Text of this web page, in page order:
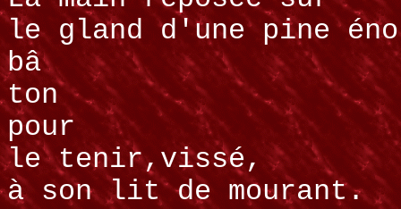
le gland d'une pine
bâ
ton
pour
le tenir,vissé,
à son lit de mourant.